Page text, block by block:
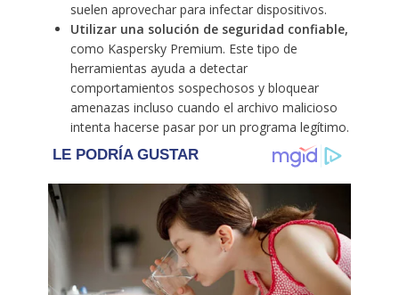
suelen aprovechar para infectar dispositivos.
Utilizar una solución de seguridad confiable,
como Kaspersky Premium. Este tipo de
herramientas ayuda a detectar
comportamientos sospechosos y bloquear
amenazas incluso cuando el archivo malicioso
intenta hacerse pasar por un programa legítimo.